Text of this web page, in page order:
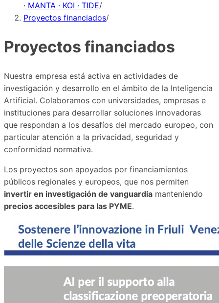
· MANTA · KOI · TIDE/
Proyectos financiados/
Proyectos financiados
Nuestra empresa está activa en actividades de
investigación y desarrollo en el ámbito de la Inteligencia
Artificial. Colaboramos con universidades, empresas e
instituciones para desarrollar soluciones innovadoras
que respondan a los desafíos del mercado europeo, con
particular atención a la privacidad, seguridad y
conformidad normativa.
Los proyectos son apoyados por financiamientos
públicos regionales y europeos, que nos permiten
invertir en investigación de vanguardia manteniendo
precios accesibles para las PYME.